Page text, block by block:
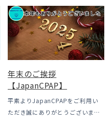
露」についてのお話をさせて頂き
ます。 我々の拠点の北陸はCPAP
使用時に「乾燥・寒さ・結露」が
起こりやすい地域です、その […]
年末のご挨拶
【JapanCPAP】
平素よりJapanCPAPをご利用い
ただき誠にありがとうございま